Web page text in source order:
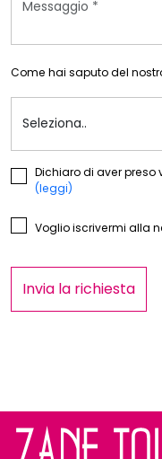
Come hai saputo del
Dichiaro di aver
(leggi)
Voglio iscrivermi alla
Invia la richiesta